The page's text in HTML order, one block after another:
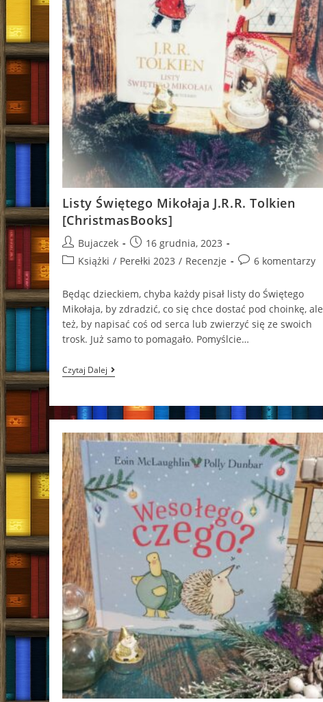
Listy Świętego Mikołaja J.R.R. Tolkien
[ChristmasBooks]
Post
author:
Bujaczek
Post
published:
16 grudnia, 2023
PostKsiążki / Perełki 2023 / Recenzje
Post6 komentarzy
Będąc dzieckiem, chyba każdy pisał listy do Świętego
Mikołaja, by zdradzić, co się chce dostać pod choinkę, ale
też, by napisać coś od serca lub zwierzyć się ze swoich
trosk. Już samo to pomagało. Pomyślcie…
Czytaj DalejListy
Świętego
J.R.R.
Tolkien